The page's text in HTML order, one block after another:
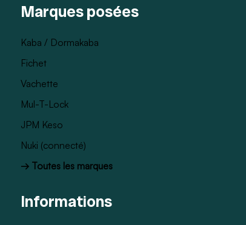
Marques posées
Kaba / Dormakaba
Fichet
Vachette
Mul-T-Lock
JPM Keso
Nuki (connecté)
→ Toutes les marques
Informations